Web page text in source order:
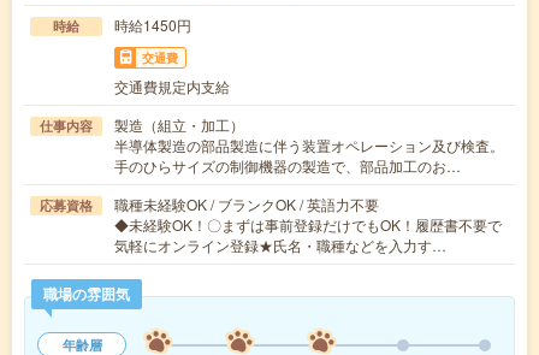
時給 時給1450円
交通費
交通費規定内支給
仕事内容
製造（組立・加工）
半導体製造の部品製造に伴う装置オペレーション及び検査。
手のひらサイズの制御機器の製造で、部品加工のお…
応募資格
職種未経験OK / ブランクOK / 英語力不要
◆未経験OK！〇まずは事前登録だけでもOK！履歴書不要で
気軽にオンライン登録★氏名・職種などを入力す…
職場の雰囲気
年齢層